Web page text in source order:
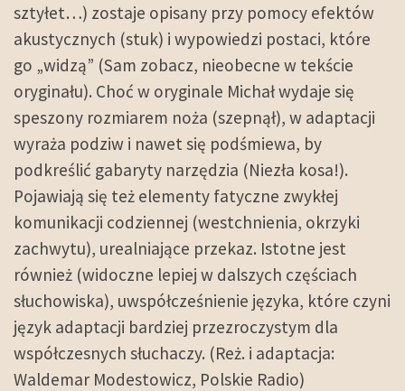
sztyłet…) zostaje opisany przy pomocy efektów
akustycznych (stuk) i wypowiedzi postaci, które
go „widzą” (Sam zobacz, nieobecne w tekście
oryginału). Choć w oryginale Michał wydaje się
speszony rozmiarem noża (szepnął), w adaptacji
wyraża podziw i nawet się podśmiewa, by
podkreślić gabaryty narzędzia (Niezła kosa!).
Pojawiają się też elementy fatyczne zwykłej
komunikacji codziennej (westchnienia, okrzyki
zachwytu), urealniające przekaz. Istotne jest
również (widoczne lepiej w dalszych częściach
słuchowiska), uwspółcześnienie języka, które czyni
język adaptacji bardziej przezroczystym dla
współczesnych słuchaczy. (Reż. i adaptacja:
Waldemar Modestowicz, Polskie Radio)